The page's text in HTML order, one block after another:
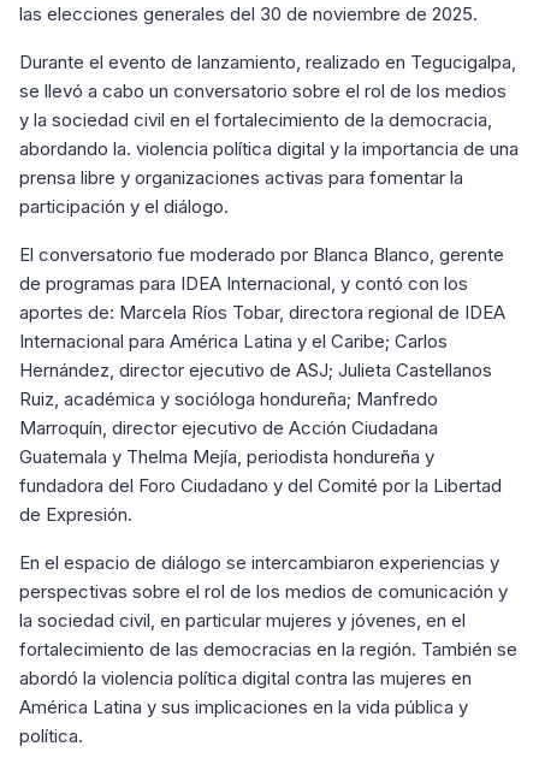
las elecciones generales del 30 de noviembre de 2025.
Durante el evento de lanzamiento, realizado en Tegucigalpa,
se llevó a cabo un conversatorio sobre el rol de los medios
y la sociedad civil en el fortalecimiento de la democracia,
abordando la. violencia política digital y la importancia de una
prensa libre y organizaciones activas para fomentar la
participación y el diálogo.
El conversatorio fue moderado por Blanca Blanco, gerente
de programas para IDEA Internacional, y contó con los
aportes de: Marcela Ríos Tobar, directora regional de IDEA
Internacional para América Latina y el Caribe; Carlos
Hernández, director ejecutivo de ASJ; Julieta Castellanos
Ruiz, académica y socióloga hondureña; Manfredo
Marroquín, director ejecutivo de Acción Ciudadana
Guatemala y Thelma Mejía, periodista hondureña y
fundadora del Foro Ciudadano y del Comité por la Libertad
de Expresión.
En el espacio de diálogo se intercambiaron experiencias y
perspectivas sobre el rol de los medios de comunicación y
la sociedad civil, en particular mujeres y jóvenes, en el
fortalecimiento de las democracias en la región. También se
abordó la violencia política digital contra las mujeres en
América Latina y sus implicaciones en la vida pública y
política.